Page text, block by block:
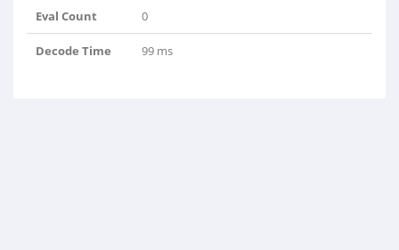
Eval Count 0
Decode Time 99 ms